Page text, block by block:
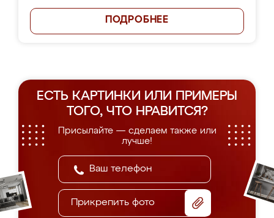
ПОДРОБНЕЕ
ЕСТЬ КАРТИНКИ ИЛИ ПРИМЕРЫ
ТОГО, ЧТО НРАВИТСЯ?
Присылайте — сделаем также или
лучше!
Прикрепить фото